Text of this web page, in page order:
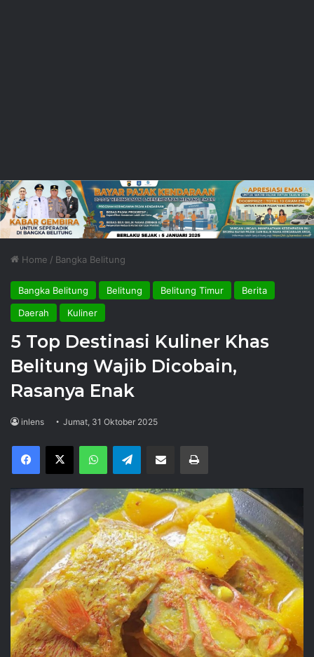
Home / Bangka Belitung
Bangka Belitung Belitung Belitung Timur
Berita
Daerah
Kuliner
5 Top Destinasi Kuliner Khas
Belitung Wajib Dicobain,
Rasanya Enak
inlens Jumat, 31 Oktober 2025
Facebook
X WhatsAppTelegram Share via Email Print